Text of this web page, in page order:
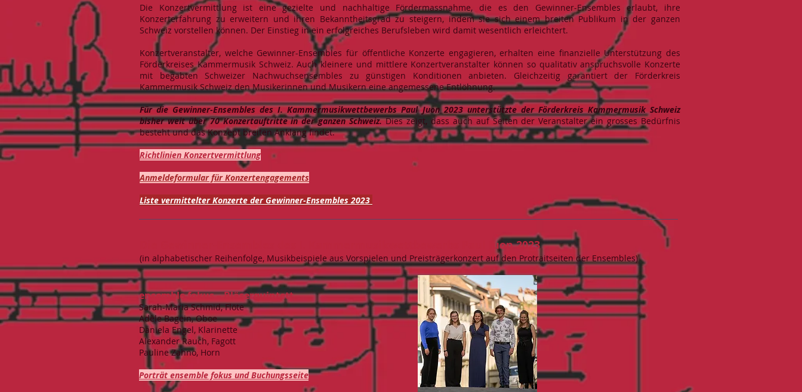
Die Konzertvermittlung ist eine gezielte und nachhaltige Fördermassnahme, die es den Gewinner-Ensembles erlaubt, ihre
Konzerterfahrung zu erweitern und ihren Bekanntheitsgrad zu steigern, indem sie sich einem breiten Publikum in der ganzen
Schweiz vorstellen können. Der Einstieg in ein erfolgreiches Berufsleben wird damit wesentlich erleichtert.
Konzertveranstalter, welche Gewinner-Ensembles für öffentliche Konzerte engagieren, erhalten eine finanzielle Unterstützung des
Förderkreises Kammermusik Schweiz. Auch kleinere und mittlere Konzertveranstalter können so qualitativ anspruchsvolle Konzerte
mit begabten Schweizer Nachwuchsensembles zu günstigen Konditionen anbieten. Gleichzeitig garantiert der Förderkreis
Kammermusik Schweiz den Musikerinnen und Musikern eine angemessene Entlöhnung.
Für die Gewinner-Ensembles des I. Kammermusikwettbewerbs Paul Juon 2023 unterstützte der Förderkreis Kammermusik Schweiz
bisher weit über 70 Konzertauftritte in der ganzen Schweiz.Dies zeigt, dass auch auf Seiten der Veranstalter ein grosses Bedürfnis
besteht und das Konzept breiten Anklang findet.
Richtlinien Konzertvermittlung
Anmeldeformular für Konzertengagements
Liste vermittelter Konzerte der Gewinner-Ensembles 2023
Die Gewinner-Ensembles des I. Kammermusikwettbewerbs Paul Juon 2023
(in alphabetischer Reihenfolge, Musikbeispiele aus Vorspielen und Preisträgerkonzert auf den Protraitseiten der Ensembles)
ensemble fokus – Bläserquintett
Sarah-Maria Schmid, Flöte
Adèle Bagein, Oboe
Daniela Engel, Klarinette
Alexander Rauch, Fagott
Pauline Zahno, Horn
Porträt ensemble fokus und Buchungsseite